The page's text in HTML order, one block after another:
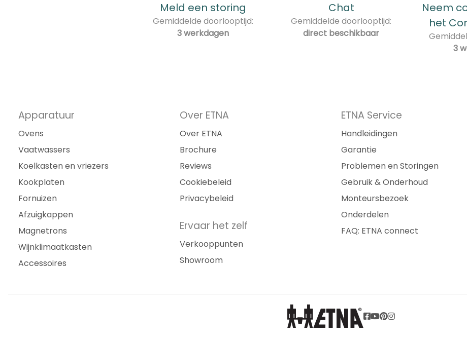
Meld een storing
Gemiddelde doorlooptijd:
3 werkdagen
Chat
Gemiddelde doorlooptijd:
direct beschikbaar
Neem
het
3
Apparatuur
Ovens
Vaatwassers
Koelkasten en vriezers
Kookplaten
Fornuizen
Afzuigkappen
Magnetrons
Wijnklimaatkasten
Accessoires
Over ETNA
Over ETNA
Brochure
Reviews
Cookiebeleid
Privacybeleid
Ervaar het zelf
Verkooppunten
Showroom
ETNA Service
Handleidingen
Garantie
Problemen en Storingen
Gebruik & Onderhoud
Monteursbezoek
Onderdelen
FAQ: ETNA connect